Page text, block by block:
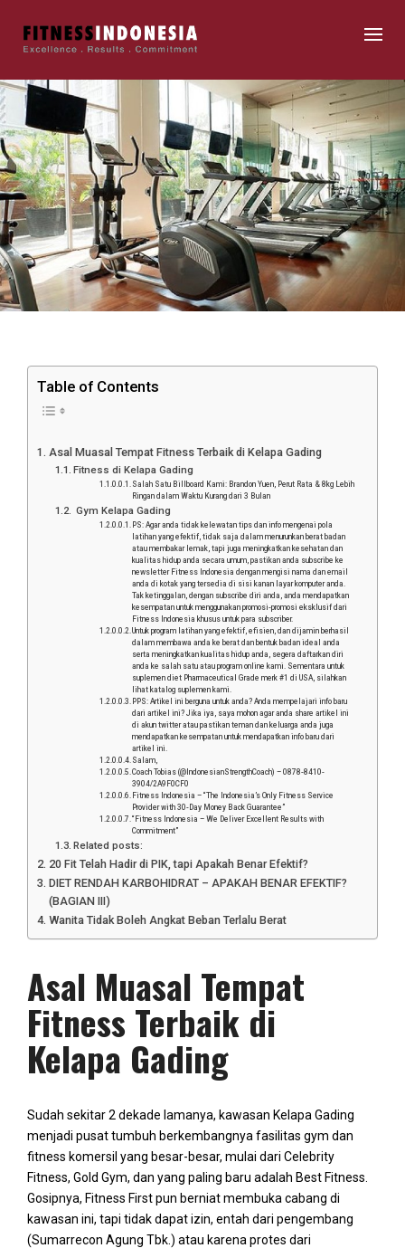
Table of Contents
Asal Muasal Tempat Fitness Terbaik di Kelapa Gading
Fitness di Kelapa Gading
Salah Satu Billboard Kami: Brandon Yuen, Perut Rata & 8kg Lebih
Ringan dalam Waktu Kurang dari 3 Bulan
Gym Kelapa Gading
PS: Agar anda tidak kelewatan tips dan info mengenai pola
latihan yang efektif, tidak saja dalam menurunkan berat badan
atau membakar lemak, tapi juga meningkatkan kesehatan dan
kualitas hidup anda secara umum, pastikan anda subscribe ke
newsletter Fitness Indonesia dengan mengisi nama dan email
anda di kotak yang tersedia di sisi kanan layar komputer anda.
Tak ketinggalan, dengan subscribe diri anda, anda mendapatkan
kesempatan untuk menggunakan promosi-promosi eksklusif dari
Fitness Indonesia khusus untuk para subscriber.
Untuk program latihan yang efektif, efisien, dan dijamin berhasil
dalam membawa anda ke berat dan bentuk badan ideal anda
serta meningkatkan kualitas hidup anda, segera daftarkan diri
anda ke salah satu atau program online kami. Sementara untuk
suplemen diet Pharmaceutical Grade merk #1 di USA, silahkan
lihat katalog suplemen kami.
PPS: Artikel ini berguna untuk anda? Anda mempelajari info baru
dari artikel ini? Jika iya, saya mohon agar anda share artikel ini
di akun twitter atau pastikan teman dan keluarga anda juga
mendapatkan kesempatan untuk mendapatkan info baru dari
artikel ini.
Salam,
Coach Tobias (@IndonesianStrengthCoach) – 0878-8410-
3904/2A9F0CF0
Fitness Indonesia – “The Indonesia’s Only Fitness Service
Provider with 30-Day Money Back Guarantee”
“Fitness Indonesia – We Deliver Excellent Results with
Commitment”
Related posts:
20 Fit Telah Hadir di PIK, tapi Apakah Benar Efektif?
DIET RENDAH KARBOHIDRAT – APAKAH BENAR EFEKTIF?
(BAGIAN III)
Wanita Tidak Boleh Angkat Beban Terlalu Berat
Asal Muasal Tempat
Fitness Terbaik di
Kelapa Gading
Sudah sekitar 2 dekade lamanya, kawasan Kelapa Gading
menjadi pusat tumbuh berkembangnya fasilitas gym dan
fitness komersil yang besar-besar, mulai dari Celebrity
Fitness, Gold Gym, dan yang paling baru adalah Best Fitness.
Gosipnya, Fitness First pun berniat membuka cabang di
kawasan ini, tapi tidak dapat izin, entah dari pengembang
(Sumarrecon Agung Tbk.) atau karena protes dari